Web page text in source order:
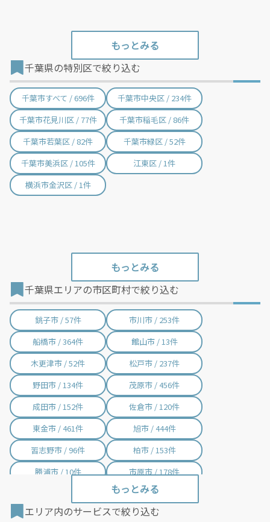
千葉県の特別区で絞り込む
千葉市すべて / 696件
千葉市中央区 / 234件
千葉市花見川区 / 77件
千葉市稲毛区 / 86件
千葉市若葉区 / 82件
千葉市緑区 / 52件
千葉市美浜区 / 105件
江東区 / 1件
横浜市金沢区 / 1件
千葉県エリアの市区町村で絞り込む
銚子市 / 57件
市川市 / 253件
船橋市 / 364件
館山市 / 13件
木更津市 / 52件
松戸市 / 237件
野田市 / 134件
茂原市 / 456件
成田市 / 152件
佐倉市 / 120件
東金市 / 461件
旭市 / 444件
習志野市 / 96件
柏市 / 153件
勝浦市 / 10件
市原市 / 178件
八千代市 / 89件
我孫子市 / 56件
鴨川市 / 10件
エリア内のサービスで絞り込む